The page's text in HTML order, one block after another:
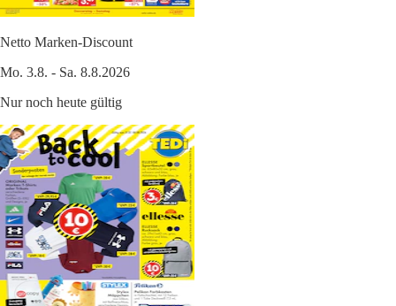
Netto Marken-Discount
Mo. 3.8. - Sa. 8.8.2026
Nur noch heute gültig